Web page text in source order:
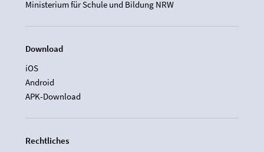
Ministerium für Schule und Bildung NRW
Download
iOS
Android
APK-Download
Rechtliches